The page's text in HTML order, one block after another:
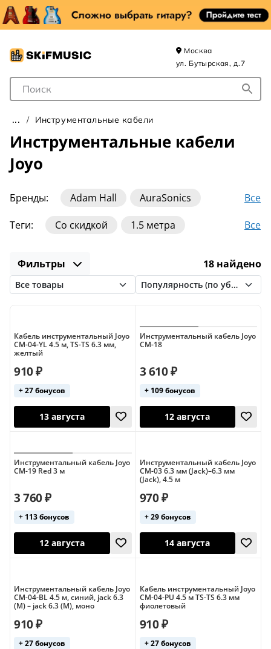
Поле для Поиска
Москва
ул. Бутырская, д.7
Инструментальные кабели
Инструментальные кабели
Joyo
Бренды: Все
Adam Hall
AuraSonics
Cordial
Leem
MXR
Planet Waves
Rockcable
SHNOOR
Stagg
Теги: Все
Со скидкой
1.5 метра
Jack - Jack 6.3
Для акустической гитары
Для бас-гитары
Для электрогитары
Стерео
Фильтры 18 найдено
Кабель инструментальный Joyo
CM-04-YL 4.5 м, TS-TS 6.3 мм,
желтый
910 ₽
+ 27 бонусов
13 августа
Инструментальный кабель Joyo
CM-18
3 610 ₽
+ 109 бонусов
12 августа
Инструментальный кабель Joyo
CM-19 Red 3 м
3 760 ₽
+ 113 бонусов
12 августа
Инструментальный кабель Joyo
CM-03 6.3 мм (Jack)–6.3 мм
(Jack), 4.5 м
970 ₽
+ 29 бонусов
14 августа
Инструментальный кабель Joyo
CM-04-BL 4.5 м, синий, jack 6.3
(M) – jack 6.3 (M), моно
910 ₽
+ 27 бонусов
Кабель инструментальный Joyo
CM-04-PU 4.5 м TS-TS 6.3 мм
фиолетовый
910 ₽
+ 27 бонусов